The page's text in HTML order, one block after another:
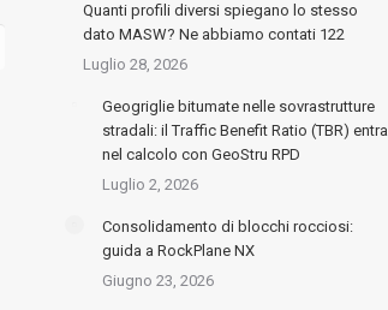
Quanti profili diversi spiegano lo stesso
dato MASW? Ne abbiamo contati 122
Luglio 28, 2026
Geogriglie bitumate nelle sovrastrutture
stradali: il Traffic Benefit Ratio (TBR) entra
nel calcolo con GeoStru RPD
Luglio 2, 2026
Consolidamento di blocchi rocciosi:
guida a RockPlane NX
Giugno 23, 2026